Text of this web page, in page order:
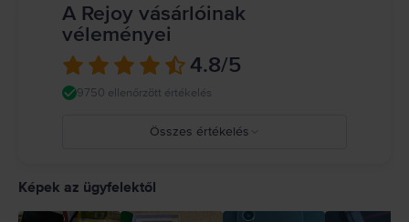
A Rejoy vásárlóinak
véleményei
4.8/5
9750 ellenőrzött értékelés
Összes értékelés
Képek az ügyfelektől